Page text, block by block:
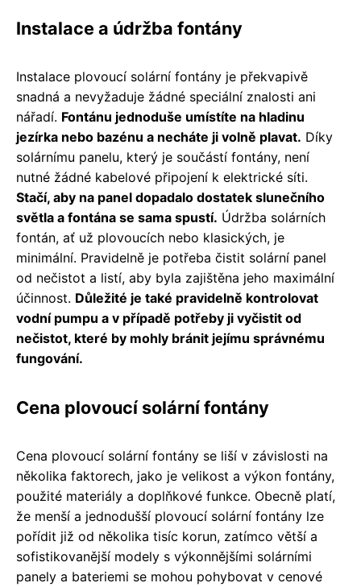
Instalace a údržba fontány
Instalace plovoucí solární fontány je překvapivě
snadná a nevyžaduje žádné speciální znalosti ani
nářadí. Fontánu jednoduše umístíte na hladinu
jezírka nebo bazénu a necháte ji volně plavat. Díky
solárnímu panelu, který je součástí fontány, není
nutné žádné kabelové připojení k elektrické síti.
Stačí, aby na panel dopadalo dostatek slunečního
světla a fontána se sama spustí. Údržba solárních
fontán, ať už plovoucích nebo klasických, je
minimální. Pravidelně je potřeba čistit solární panel
od nečistot a listí, aby byla zajištěna jeho maximální
účinnost. Důležité je také pravidelně kontrolovat
vodní pumpu a v případě potřeby ji vyčistit od
nečistot, které by mohly bránit jejímu správnému
fungování.
Cena plovoucí solární fontány
Cena plovoucí solární fontány se liší v závislosti na
několika faktorech, jako je velikost a výkon fontány,
použité materiály a doplňkové funkce. Obecně platí,
že menší a jednodušší plovoucí solární fontány lze
pořídit již od několika tisíc korun, zatímco větší a
sofistikovanější modely s výkonnějšími solárními
panely a bateriemi se mohou pohybovat v cenové